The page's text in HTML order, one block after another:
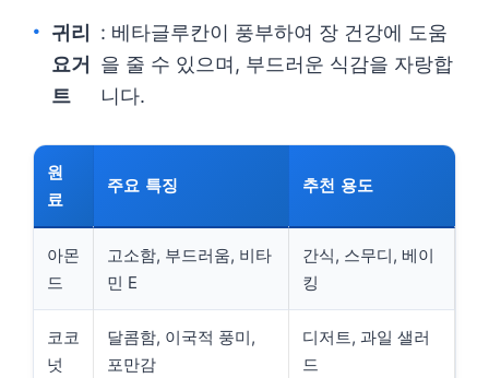
귀리
요거
트
: 베타글루칸이 풍부하여 장 건강에 도움
을 줄 수 있으며, 부드러운 식감을 자랑합
니다.
원
료
주요 특징 추천 용도
아몬
드
고소함, 부드러움, 비타
민 E
간식, 스무디, 베이
킹
코코
넛
달콤함, 이국적 풍미,
포만감
디저트, 과일 샐러
드